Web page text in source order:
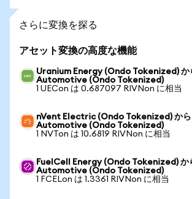
さらに変換を探る
アセット変換の高度な機能
Uranium Energy (Ondo Tokenized) か
Automotive (Ondo Tokenized)
1 UECon は 0.687097 RIVNon に相当
nVent Electric (Ondo Tokenized) か
Automotive (Ondo Tokenized)
1 NVTon は 10.6819 RIVNon に相当
FuelCell Energy (Ondo Tokenized) か
Automotive (Ondo Tokenized)
1 FCELon は 1.3361 RIVNon に相当